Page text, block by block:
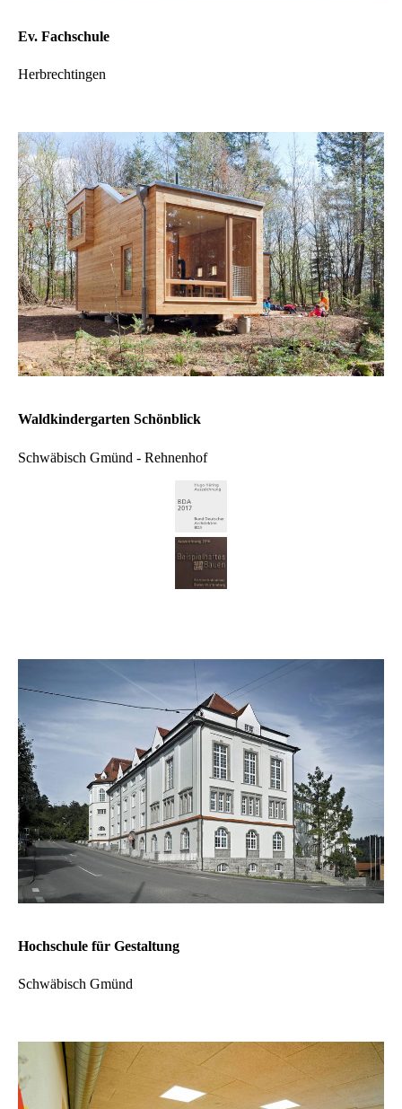
Ev. Fachschule
Herbrechtingen
Waldkindergarten Schönblick
Schwäbisch Gmünd - Rehnenhof
Hochschule für Gestaltung
Schwäbisch Gmünd